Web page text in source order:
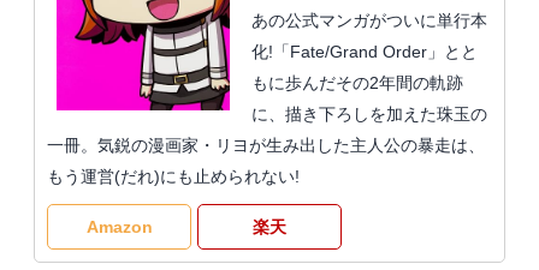
あの公式マンガがついに単行本
化!「Fate/Grand Order」とと
もに歩んだその2年間の軌跡
に、描き下ろしを加えた珠玉の
一冊。気鋭の漫画家・リヨが生み出した主人公の暴走は、
もう運営(だれ)にも止められない!
Amazon 楽天